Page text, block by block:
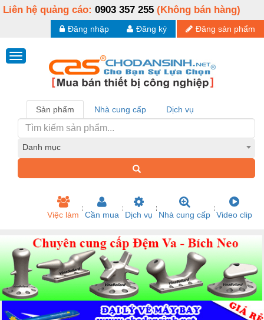
Liên hệ quảng cáo: 0903 357 255 (Không bán hàng)
Đăng sản phẩm
Đăng ký
Đăng nhập
Sản phẩm Nhà cung cấp Dịch vụ
Danh mục
Việc làm Cần mua Dịch vụ Nhà cung cấp Video clip